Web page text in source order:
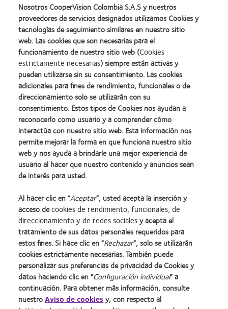
Familia clariti 1 day
Para aquellos pacientes que buscan la conveniencia, practicidad y
sean personas muy activas.clariti 1 day: 2015DM-0013325 /
2019DM0020433
Inicio
Política de privacidad
Nosotros CooperVision Colombia S.A.S y nuestros
proveedores de servicios designados utilizamos Cookies y
tecnologías de seguimiento similares en nuestro sitio
web. Las cookies que son necesarias para el
funcionamiento de nuestro sitio web (Cookies
estrictamente necesarias) siempre están activas y
pueden utilizarse sin su consentimiento. Las cookies
adicionales para fines de rendimiento, funcionales o de
direccionamiento solo se utilizarán con su
consentimiento. Estos tipos de Cookies nos ayudan a
reconocerlo como usuario y a comprender cómo
interactúa con nuestro sitio web. Esta información nos
permite mejorar la forma en que funciona nuestro sitio
web y nos ayuda a brindarle una mejor experiencia de
usuario al hacer que nuestro contenido y anuncios sean
de interés para usted.
Al hacer clic en “Aceptar”, usted acepta la inserción y
acceso decookies de rendimiento, funcionales, de
direccionamiento y de redes socialesy acepta el
tratamiento de sus datos personales requeridos para
estos fines. Si hace clic en “Rechazar”, solo se utilizarán
cookies estrictamente necesarias. También puede
personalizar sus preferencias de privacidad de Cookies y
datos haciendo clic en “Configuración individual” a
continuación. Para obtener más información, consulte
nuestroAviso de cookiesy, con respecto al